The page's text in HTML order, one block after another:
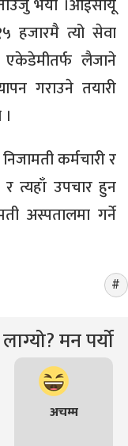
भयो ।आईसीयू
हजारमै त्यो सेवा
लैजाने
गराउने तयारी
कर्मचारी र
र त्यहाँ उपचार हुन
अस्पतालमा गर्ने
मन पर्यो
अचम्म